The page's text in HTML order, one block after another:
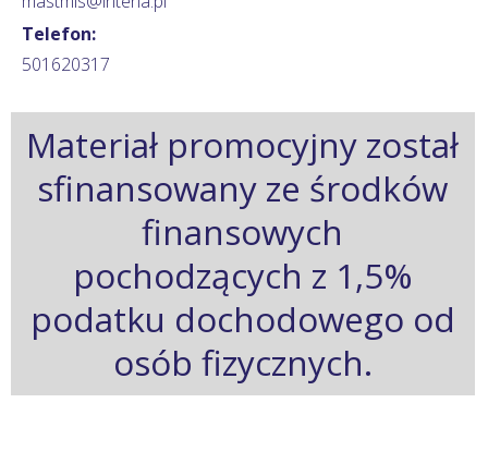
Telefon:
501620317
Materiał promocyjny został
sfinansowany ze środków
finansowych
pochodzących z 1,5%
podatku dochodowego od
osób fizycznych.